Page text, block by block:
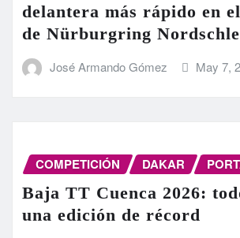
delantera más rápido en
de Nürburgring
José Armando Gómez May 7,
COMPETICIÓN DAKAR
Baja TT Cuenca 2026:
una edición de récord